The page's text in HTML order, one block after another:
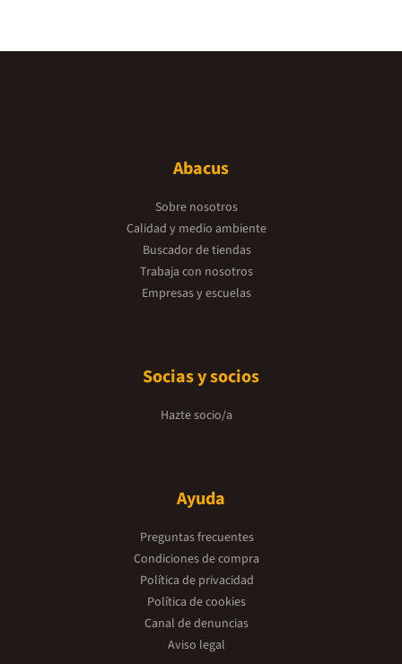
Abacus
Sobre nosotros
Calidad y medio ambiente
Buscador de tiendas
Trabaja con nosotros
Empresas y escuelas
Socias y socios
Hazte socio/a
Ayuda
Preguntas frecuentes
Condiciones de compra
Política de privacidad
Política de cookies
Canal de denuncias
Aviso legal